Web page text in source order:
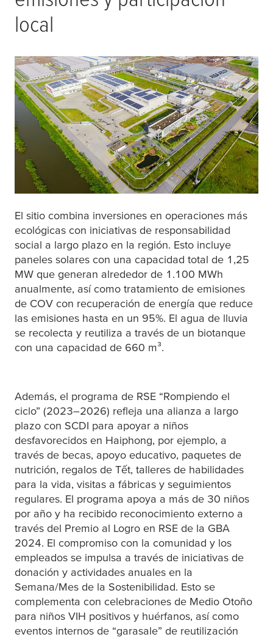
local
El sitio combina inversiones en operaciones más
ecológicas con iniciativas de responsabilidad
social a largo plazo en la región. Esto incluye
paneles solares con una capacidad total de 1,25
MW que generan alrededor de 1.100 MWh
anualmente, así como tratamiento de emisiones
de COV con recuperación de energía que reduce
las emisiones hasta en un 95%. El agua de lluvia
se recolecta y reutiliza a través de un biotanque
con una capacidad de 660 m³.
Además, el programa de RSE “Rompiendo el
ciclo” (2023–2026) refleja una alianza a largo
plazo con SCDI para apoyar a niños
desfavorecidos en Haiphong, por ejemplo, a
través de becas, apoyo educativo, paquetes de
nutrición, regalos de Tết, talleres de habilidades
para la vida, visitas a fábricas y seguimientos
regulares. El programa apoya a más de 30 niños
por año y ha recibido reconocimiento externo a
través del Premio al Logro en RSE de la GBA
2024. El compromiso con la comunidad y los
empleados se impulsa a través de iniciativas de
donación y actividades anuales en la
Semana/Mes de la Sostenibilidad. Esto se
complementa con celebraciones de Medio Otoño
para niños VIH positivos y huérfanos, así como
eventos internos de “garasale” de reutilización